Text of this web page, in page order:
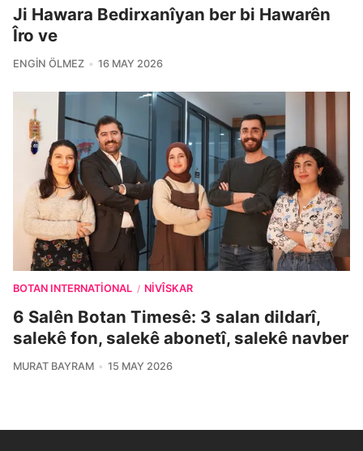
Ji Hawara Bedirxanîyan ber bi Hawarên
Îro ve
ENGIN ÖLMEZ 16 MAY 2026
BOTAN INTERNATIONAL / NIVÎSKAR
6 Salên Botan Timesê: 3 salan dildarî,
salekê fon, salekê abonetî, salekê navber
MURAT BAYRAM 15 MAY 2026